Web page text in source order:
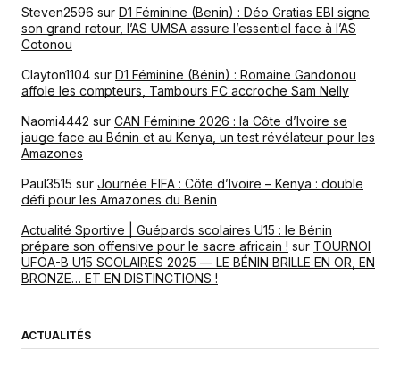
Steven2596 sur D1 Féminine (Benin) : Déo Gratias EBI signe
son grand retour, l’AS UMSA assure l’essentiel face à l’AS
Cotonou
Clayton1104 sur D1 Féminine (Bénin) : Romaine Gandonou
affole les compteurs, Tambours FC accroche Sam Nelly
Naomi4442 sur CAN Féminine 2026 : la Côte d’Ivoire se
jauge face au Bénin et au Kenya, un test révélateur pour les
Amazones
Paul3515 sur Journée FIFA : Côte d’Ivoire – Kenya : double
défi pour les Amazones du Benin
Actualité Sportive | Guépards scolaires U15 : le Bénin
prépare son offensive pour le sacre africain ! sur TOURNOI
UFOA-B U15 SCOLAIRES 2025 — LE BÉNIN BRILLE EN OR, EN
BRONZE… ET EN DISTINCTIONS !
ACTUALITÉS